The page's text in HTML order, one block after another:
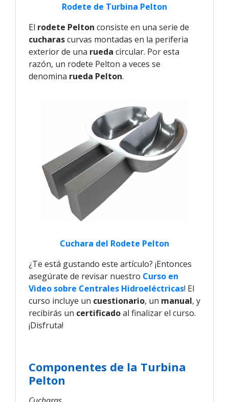
Rodete de Turbina Pelton
El rodete Pelton consiste en una serie de
cucharascurvas montadas en la periferia
exterior de una rueda circular. Por esta
razón, un rodete Pelton a veces se
denomina rueda Pelton.
Cuchara del Rodete Pelton
¿Te está gustando este artículo? ¡Entonces
asegúrate de revisar nuestro Curso en
Video sobre Centrales Hidroeléctricas! El
curso incluye un cuestionario, un manual, y
recibirás un certificadoal finalizar el curso.
¡Disfruta!
Componentes de la Turbina
Pelton